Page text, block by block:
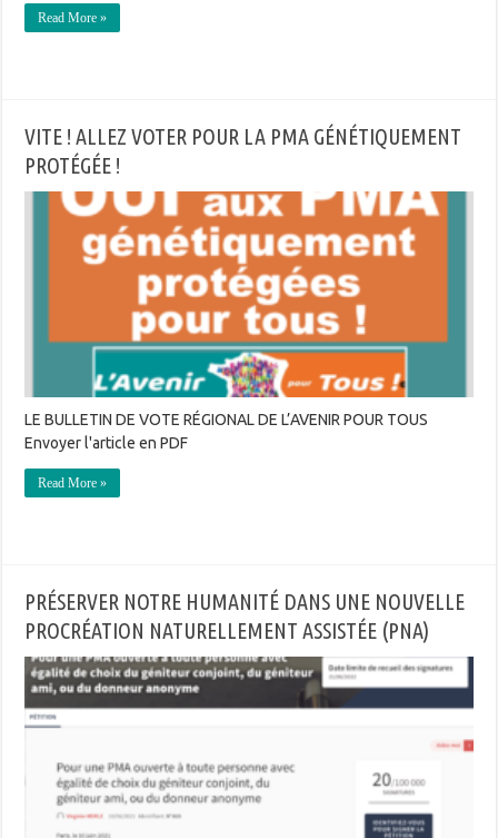
Read More »
VITE ! ALLEZ VOTER POUR LA PMA GÉNÉTIQUEMENT
PROTÉGÉE !
LE BULLETIN DE VOTE RÉGIONAL DE L’AVENIR POUR TOUS
Envoyer l'article en PDF
Read More »
PRÉSERVER NOTRE HUMANITÉ DANS UNE NOUVELLE
PROCRÉATION NATURELLEMENT ASSISTÉE (PNA)